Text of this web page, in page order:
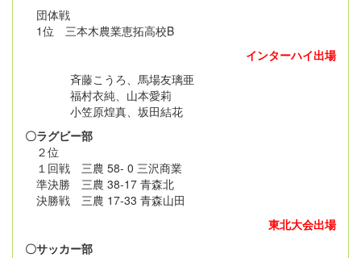
団体戦
1位 三本木農業恵拓高校B
インターハイ出場
斉藤こうろ、馬場友璃亜
福村衣純、山本愛莉
小笠原煌真、坂田結花
〇ラグビー部
２位
１回戦 三農 58- 0 三沢商業
準決勝 三農 38-17 青森北
決勝戦 三農 17-33 青森山田
東北大会出場
〇サッカー部